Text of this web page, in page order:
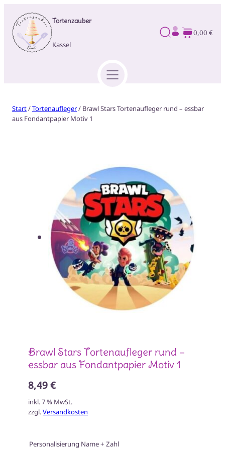
Tortenzauber
Kassel
0,00 €
Start/Tortenaufleger/ Brawl Stars Tortenaufleger rund – essbar
aus Fondantpapier Motiv 1
Brawl Stars Tortenaufleger rund –
essbar aus Fondantpapier Motiv 1
8,49 €
inkl. 7 % MwSt.
zzgl.Versandkosten
Personalisierung Name + Zahl